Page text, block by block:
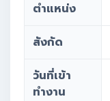
ตำแหน่ง
สังกัด
วันที่เข้า
ทำงาน